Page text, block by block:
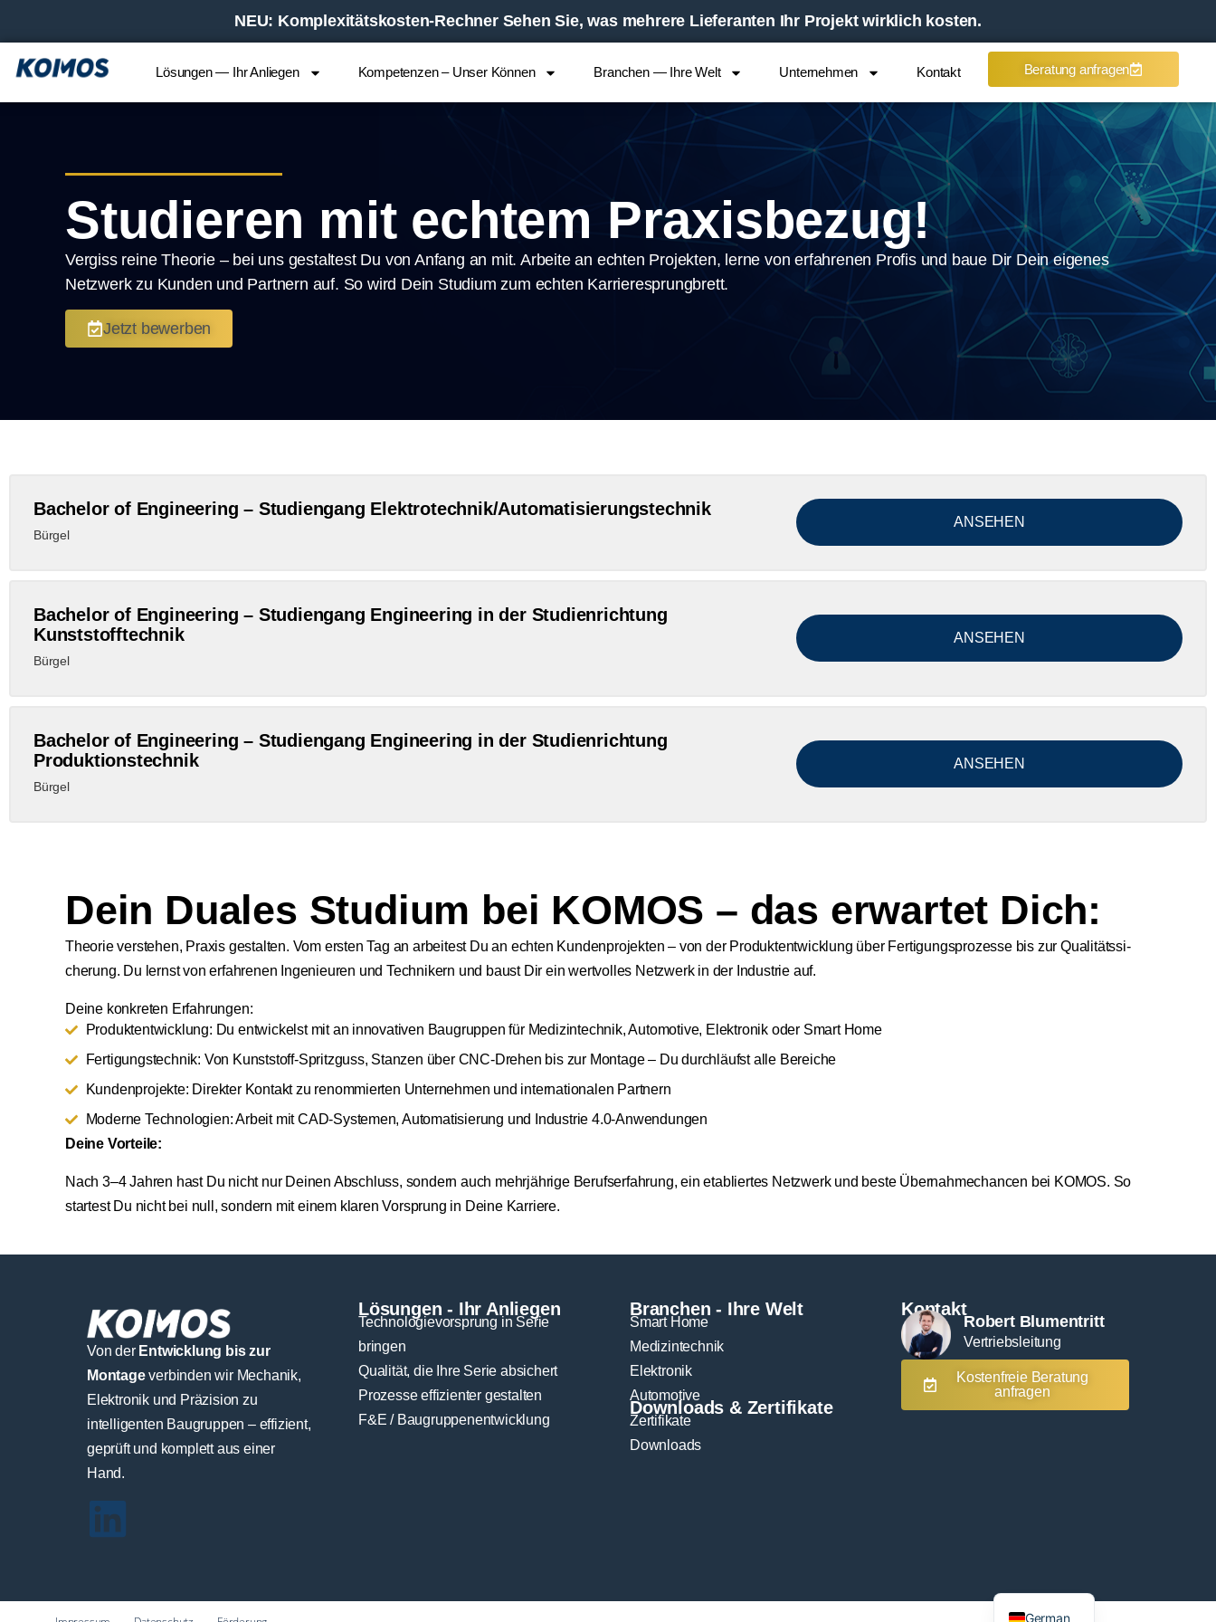
NEU: Komplexitätskosten-Rechner Sehen Sie, was mehrere Lieferanten Ihr Projekt wirklich kosten.
Lösungen — Ihr Anliegen Kompetenzen – Unser Können Branchen — Ihre Welt Unternehmen Kontakt Beratung anfragen
Studieren mit echtem Praxisbezug!
Ver­giss rei­ne Theo­rie – bei uns gestal­test Du von Anfang an mit. Arbei­te an ech­ten Pro­jek­ten, ler­ne von erfah­re­nen Pro­fis und baue Dir Dein eige­nes
Netz­werk zu Kun­den und Part­nern auf. So wird Dein Stu­di­um zum ech­ten Kar­rie­re­sprung­brett.
Jetzt bewer­ben
Bachelor of Engineering – Studiengang Elektrotechnik/Automatisierungstechnik
Bür­gel
ANSE­HEN
Bachelor of Engineering – Studiengang Engineering in der Studienrichtung
Kunststofftechnik
Bür­gel
ANSE­HEN
Bachelor of Engineering – Studiengang Engineering in der Studienrichtung
Produktionstechnik
Bür­gel
ANSE­HEN
Dein Duales Studium bei KOMOS – das erwartet Dich:
Theo­rie ver­ste­hen, Pra­xis gestal­ten. Vom ers­ten Tag an arbei­test Du an ech­ten Kun­den­pro­jek­ten – von der Pro­dukt­ent­wick­lung über Fer­ti­gungs­pro­zes­se bis zur Qua­li­täts­si­
che­rung. Du lernst von erfah­re­nen Inge­nieu­ren und Tech­ni­kern und baust Dir ein wert­vol­les Netz­werk in der Indus­trie auf.
Dei­ne kon­kre­ten Erfah­run­gen:
Pro­dukt­ent­wick­lung: Du ent­wi­ckelst mit an inno­va­ti­ven Bau­grup­pen für Medi­zin­tech­nik, Auto­mo­ti­ve, Elek­tro­nik oder Smart Home
Fer­ti­gungs­tech­nik: Von Kunst­stoff-Spritz­guss, Stan­zen über CNC-Dre­hen bis zur Mon­ta­ge – Du durch­läufst alle Berei­che
Kun­den­pro­jek­te: Direk­ter Kon­takt zu renom­mier­ten Unter­neh­men und inter­na­tio­na­len Part­nern
Moder­ne Tech­no­lo­gien: Arbeit mit CAD-Sys­te­men, Auto­ma­ti­sie­rung und Indus­trie 4.0‑Anwendungen
Dei­ne Vor­tei­le:
Nach 3–4 Jah­ren hast Du nicht nur Dei­nen Abschluss, son­dern auch mehr­jäh­ri­ge Berufs­er­fah­rung, ein eta­blier­tes Netz­werk und bes­te Über­nah­me­chan­cen bei KOMOS. So
star­test Du nicht bei null, son­dern mit einem kla­ren Vor­sprung in Dei­ne Kar­rie­re.
Von der Entwicklung bis zur
Montageverbinden wir Mechanik,
Elektronik und Präzision zu
intelligenten Baugruppen – effizient,
geprüft und komplett aus einer
Hand.
Lösungen - Ihr Anliegen
Technologievorsprung in Serie
bringen
Qualität, die Ihre Serie absichert
Prozesse effizienter gestalten
F&E / Baugruppenentwicklung
Branchen - Ihre Welt
Smart Home
Medizintechnik
Elektronik
Automotive
Downloads & Zertifikate
Zertifikate
Downloads
Kontakt
Robert Blumentritt
Vertriebsleitung
Kostenfreie Beratung
anfragen
German